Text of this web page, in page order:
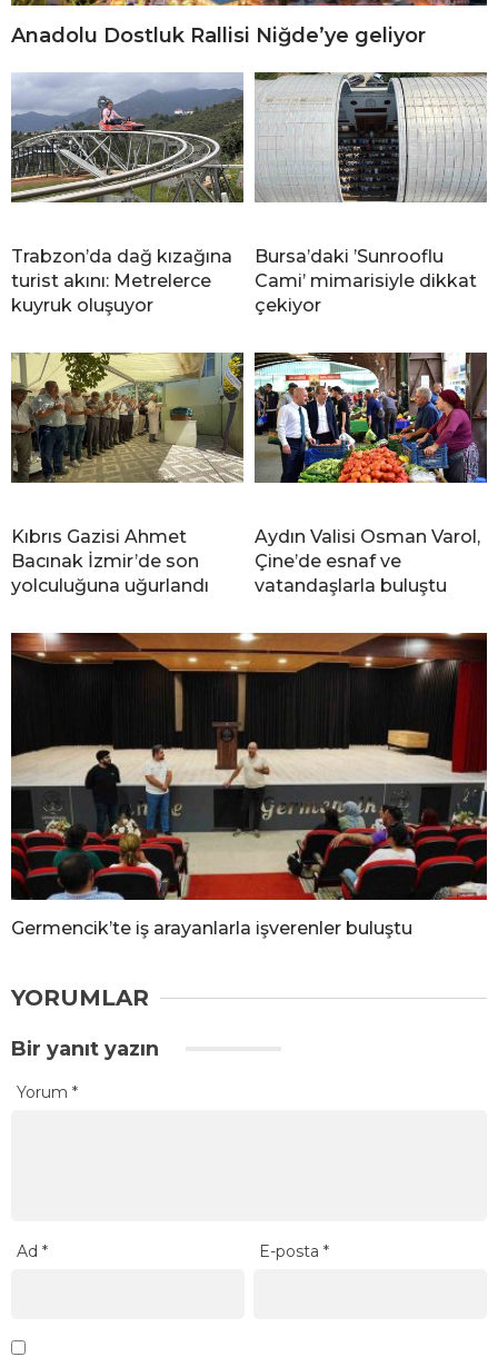
Anadolu Dostluk Rallisi Niğde’ye geliyor
Trabzon’da dağ kızağına
turist akını: Metrelerce
kuyruk oluşuyor
Bursa’daki ’Sunrooflu
Cami’ mimarisiyle dikkat
çekiyor
Kıbrıs Gazisi Ahmet
Bacınak İzmir’de son
yolculuğuna uğurlandı
Aydın Valisi Osman Varol,
Çine’de esnaf ve
vatandaşlarla buluştu
Germencik’te iş arayanlarla işverenler buluştu
YORUMLAR
Bir yanıt yazın
Yorum *
Ad * E-posta*